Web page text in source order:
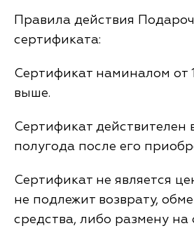
Правила действия
сертификата:
Сертификат наминалом от
выше.
Сертификат действителен
полугода после его
Сертификат не является
не подлежит возврату,
средства, либо размену на